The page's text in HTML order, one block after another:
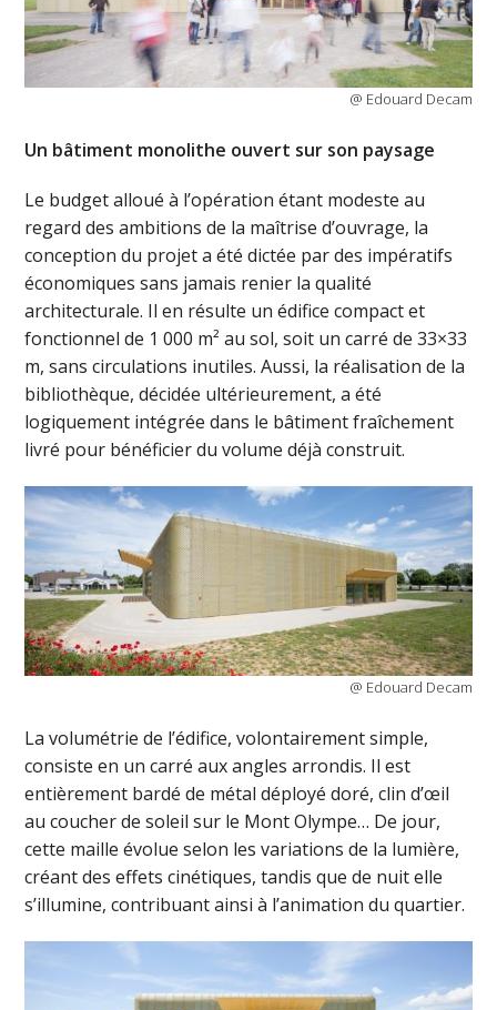
@ Edouard Decam
Un bâtiment monolithe ouvert sur son paysage
Le budget alloué à l’opération étant modeste au
regard des ambitions de la maîtrise d’ouvrage, la
conception du projet a été dictée par des impératifs
économiques sans jamais renier la qualité
architecturale. Il en résulte un édifice compact et
fonctionnel de 1 000 m² au sol, soit un carré de 33×33
m, sans circulations inutiles. Aussi, la réalisation de la
bibliothèque, décidée ultérieurement, a été
logiquement intégrée dans le bâtiment fraîchement
livré pour bénéficier du volume déjà construit.
@ Edouard Decam
La volumétrie de l’édifice, volontairement simple,
consiste en un carré aux angles arrondis. Il est
entièrement bardé de métal déployé doré, clin d’œil
au coucher de soleil sur le Mont Olympe… De jour,
cette maille évolue selon les variations de la lumière,
créant des effets cinétiques, tandis que de nuit elle
s’illumine, contribuant ainsi à l’animation du quartier.